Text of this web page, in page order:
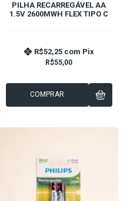
PILHA RECARREGÁVEL AA
1.5V 2600MWH FLEX TIPO C
R$55,00
R$52,25 com Pix
COMPRAR